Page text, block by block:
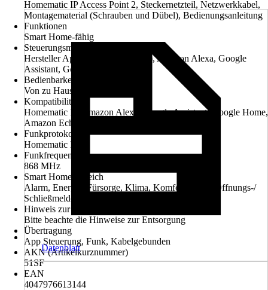
Homematic IP Access Point 2, Steckernetzteil, Netzwerkkabel,
Montagematerial (Schrauben und Dübel), Bedienungsanleitung
Funktionen
Smart Home-fähig
Steuerungsmöglichkeit
Hersteller App (iOS und Android), Amazon Alexa, Google
Assistant, Google Home
Bedienbarkeit über App
Von zu Hause und unterwegs
Kompatibilität
Homematic IP, Amazon Alexa, Google Assistant, Google Home,
Amazon Echo
Funkprotokoll
Homematic IP
Funkfrequenz
868 MHz
Smart Home Bereich
Alarm, Energie, Fürsorge, Klima, Komfort, Licht, Öffnungs-/
Schließmelder
Hinweis zur Entsorgung
Bitte beachte die Hinweise zur Entsorgung
Übertragung
App Steuerung, Funk, Kabelgebunden
AKN (Artikelkurznummer)
51SF
EAN
4047976613144
Datenblatt